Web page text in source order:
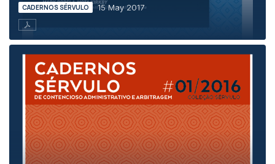
CADERNOS SÉRVULO 15 May 2017